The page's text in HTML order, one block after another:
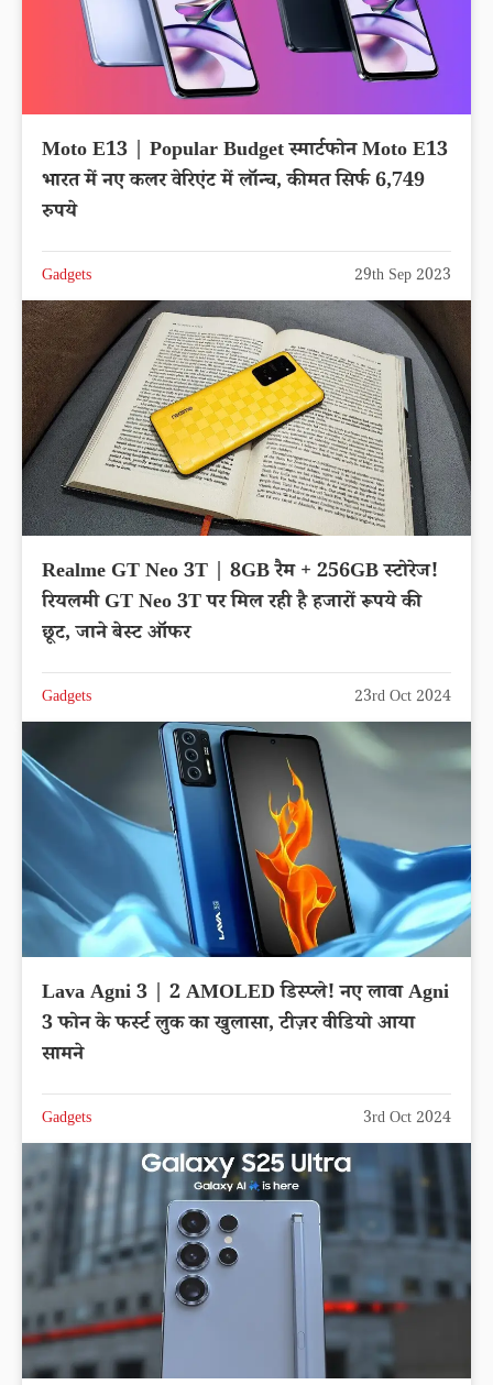
Moto E13 | Popular Budget स्मार्टफोन Moto E13
भारत में नए कलर वेरिएंट में लॉन्च, कीमत सिर्फ 6,749
रुपये
Gadgets 29th Sep 2023
Realme GT Neo 3T | 8GB रैम + 256GB स्टोरेज!
रियलमी GT Neo 3T पर मिल रही है हजारों रूपये की
छूट, जाने बेस्ट ऑफर
Gadgets 23rd Oct 2024
Lava Agni 3 | 2 AMOLED डिस्प्ले! नए लावा Agni
3 फोन के फर्स्ट लुक का खुलासा, टीज़र वीडियो आया
सामने
Gadgets 3rd Oct 2024